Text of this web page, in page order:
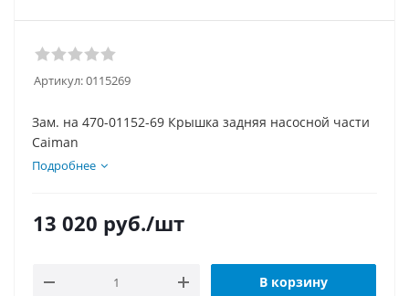
Артикул:0115269
Зам. на 470-01152-69 Крышка задняя насосной части
Caiman
Подробнее
13 020 руб./шт
В корзину